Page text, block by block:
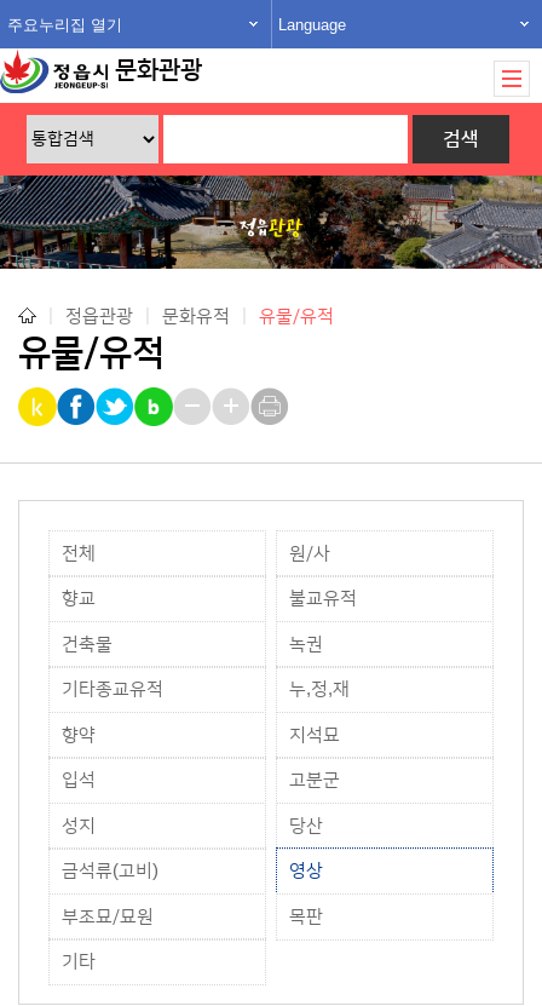
주요누리집 열기 Language
문화관광
정읍관광 문화유적 유물/유적
유물/유적
전체 원/사
향교 불교유적
건축물 녹권
기타종교유적 누,정,재
향약 지석묘
입석 고분군
성지 당산
금석류(고비) 영상
부조묘/묘원 목판
기타